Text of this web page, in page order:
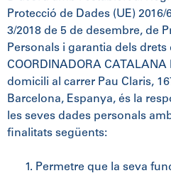
Protecció de Dades (UE)
3/2018 de 5 de desembre, de
Personals i garantia dels
COORDINADORA
domicili al carrer Pau Claris,
Barcelona, Espanya, és la
les seves dades personals
finalitats següents:
Permetre que la seva